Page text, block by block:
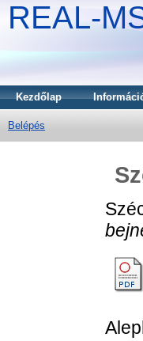
REAL-
Kezdőlap
Belépés